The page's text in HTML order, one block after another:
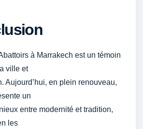
à Marrakech est un témoin
ville et
Aujourd’hui, en plein renouveau,
un
entre modernité et tradition,
les